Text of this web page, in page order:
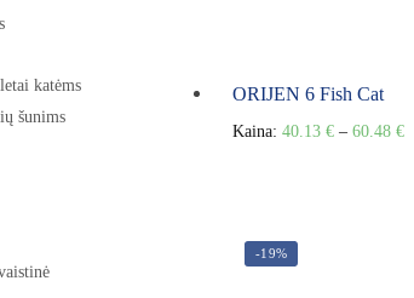
ORIJEN 6 Fish Cat
Kaina: 40.13 €– 60.48 €
-19%
katėms
šunims